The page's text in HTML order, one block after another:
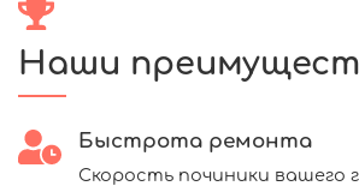
Наши
Быстрота ремонта
Скорость починики вашего